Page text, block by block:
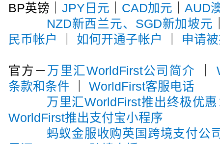
BP英镑｜JPY日元 CAD加元 ｜AUD
NZD新西兰元、SGD新加坡元
民币帐户
如何开通子帐户 申请
官方－ 万里汇WorldFirst公司简介
条款和条件 ｜WorldFirst客服电话
万里汇WorldFirst推出终极优
WorldFirst推出支付宝小程序
蚂蚁金服收购英国跨境支付公